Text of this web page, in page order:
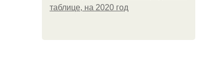
таблице, на 2020 год